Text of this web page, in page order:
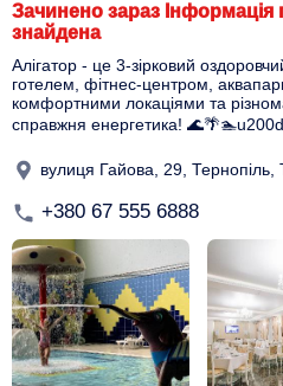
Зачинено зараз Інформація
знайдена
Алігатор - це 3-зірковий
готелем, фітнес-центром,
комфортними локаціями та
справжня енергетика!
вулиця Гайова, 29, Тернопіль,
+380 67 555 6888